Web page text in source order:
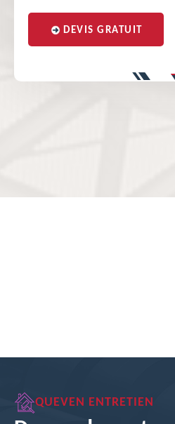
DEVIS GRATUIT
QUEVEN ENTRETIEN